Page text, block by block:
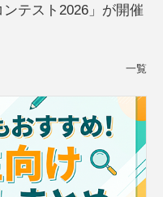
ンテスト2026」が開催
一覧